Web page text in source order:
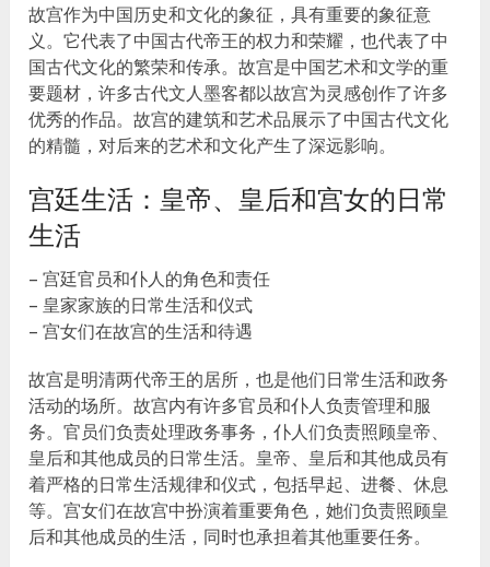
故宫作为中国历史和文化的象征，具有重要的象征意
义。它代表了中国古代帝王的权力和荣耀，也代表了中
国古代文化的繁荣和传承。故宫是中国艺术和文学的重
要题材，许多古代文人墨客都以故宫为灵感创作了许多
优秀的作品。故宫的建筑和艺术品展示了中国古代文化
的精髓，对后来的艺术和文化产生了深远影响。
宫廷生活：皇帝、皇后和宫女的日常
生活
– 宫廷官员和仆人的角色和责任
– 皇家家族的日常生活和仪式
– 宫女们在故宫的生活和待遇
故宫是明清两代帝王的居所，也是他们日常生活和政务
活动的场所。故宫内有许多官员和仆人负责管理和服
务。官员们负责处理政务事务，仆人们负责照顾皇帝、
皇后和其他成员的日常生活。皇帝、皇后和其他成员有
着严格的日常生活规律和仪式，包括早起、进餐、休息
等。宫女们在故宫中扮演着重要角色，她们负责照顾皇
后和其他成员的生活，同时也承担着其他重要任务。